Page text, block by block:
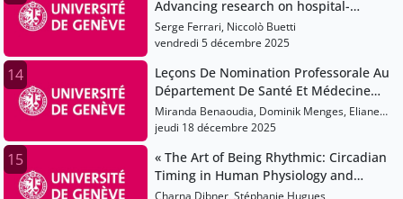
Advancing research on hospital-
acquired bloodstream infections »
Serge Ferrari, Niccolò Buetti
vendredi 5 décembre 2025
14
Leçons De Nomination Professorale Au
Département De Santé Et Médecine
Communautaires
Miranda Benaoudia, Dominik Menges, Eliane
Rohner, Bernadette Van Der Linden
jeudi 18 décembre 2025
15
« The Art of Being Rhythmic: Circadian
Timing in Human Physiology and
Health »